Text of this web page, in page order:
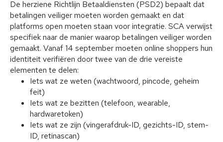
De herziene Richtlijn Betaaldiensten (PSD2) bepaalt dat
betalingen veiliger moeten worden gemaakt en dat
platforms open moeten staan voor integratie. SCA verwijst
specifiek naar de manier waarop betalingen veiliger worden
gemaakt. Vanaf 14 september moeten online shoppers hun
identiteit verifiëren door twee van de drie vereiste
elementen te delen:
Iets wat ze weten (wachtwoord, pincode, geheim
feit)
Iets wat ze bezitten (telefoon, wearable,
hardwaretoken)
Iets wat ze zijn (vingerafdruk-ID, gezichts-ID, stem-
ID, retinascan)